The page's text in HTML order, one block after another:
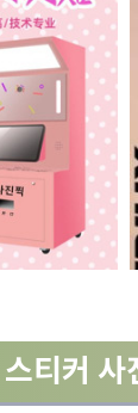
티커 사